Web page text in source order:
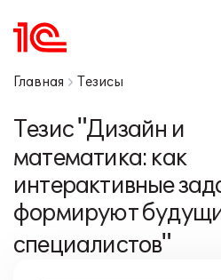
Главная Тезисы
Тезис "Дизайн и
математика: как
интерактивные
формируют
специалистов"